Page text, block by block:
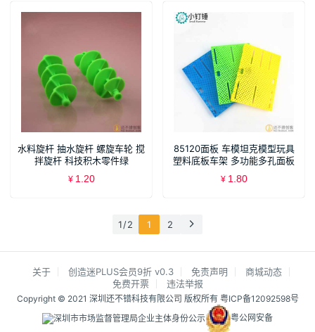
水料旋杆 抽水旋杆 螺旋车轮 搅
拌旋杆 科技积木零件绿
¥ 1.20
85120面板 车模坦克模型玩具
塑料底板车架 多功能多孔面板
DIY配件
¥ 1.80
1 / 2 1 2
关于 创造迷PLUS会员9折 v0.3 免责声明
商城动态
免费开票
违法举报
Copyright © 2021 深圳还不错科技有限公司 版权所有 粤ICP备12092598号
粤公网安备